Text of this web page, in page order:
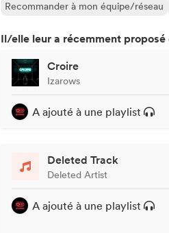
Recommander à mon équipe/réseau
Il/elle leur a récemment
Croire
Izarows
A ajouté à une playlist
Deleted Track
Deleted Artist
A ajouté à une playlist